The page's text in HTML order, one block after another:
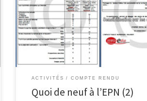
(InforJeunes Malmedy), M. Solheid et
professeurs à l’Athénée Royal de Waimes.
eu lieu le lundi 23 novembre dans les
l’Athénée Royal de Waimes et visait à
jeunes […]
ACTIVITÉS COMPTE RENDU
Quoi de neuf à l’EPN (2)